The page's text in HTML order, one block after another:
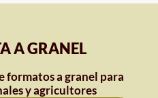
A GRANEL
formatos a granel para
y agricultores